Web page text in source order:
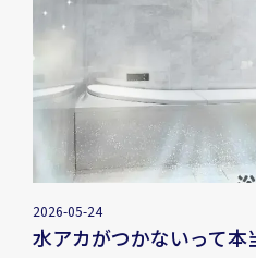
2026-05-24
水アカがつかないって本